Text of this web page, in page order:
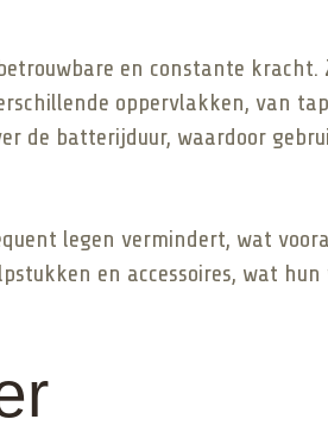
en constante kracht.
oppervlakken, van
de batterijduur, waardoor
legen vermindert, wat
en accessoires, wat hun